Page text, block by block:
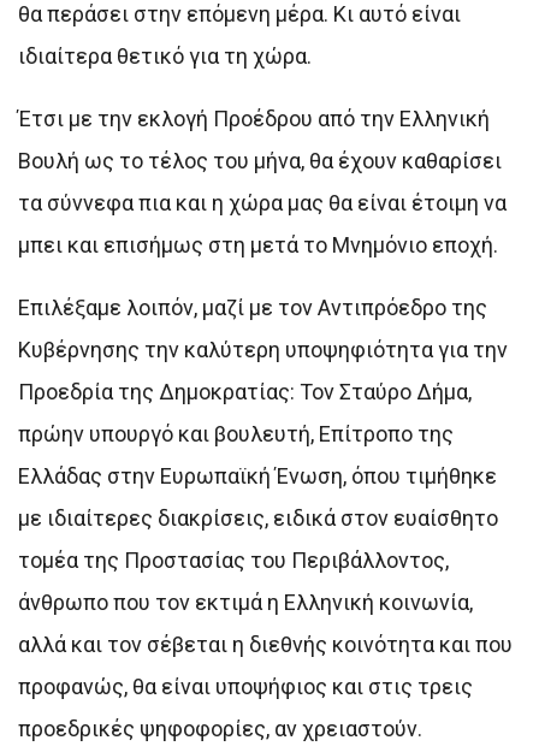
θα περάσει στην επόμενη μέρα. Κι αυτό είναι
ιδιαίτερα θετικό για τη χώρα.
Έτσι με την εκλογή Προέδρου από την Ελληνική
Βουλή ως το τέλος του μήνα, θα έχουν καθαρίσει
τα σύννεφα πια και η χώρα μας θα είναι έτοιμη να
μπει και επισήμως στη μετά το Μνημόνιο εποχή.
Επιλέξαμε λοιπόν, μαζί με τον Αντιπρόεδρο της
Κυβέρνησης την καλύτερη υποψηφιότητα για την
Προεδρία της Δημοκρατίας: Τον Σταύρο Δήμα,
πρώην υπουργό και βουλευτή, Επίτροπο της
Ελλάδας στην Ευρωπαϊκή Ένωση, όπου τιμήθηκε
με ιδιαίτερες διακρίσεις, ειδικά στον ευαίσθητο
τομέα της Προστασίας του Περιβάλλοντος,
άνθρωπο που τον εκτιμά η Ελληνική κοινωνία,
αλλά και τον σέβεται η διεθνής κοινότητα και που
προφανώς, θα είναι υποψήφιος και στις τρεις
προεδρικές ψηφοφορίες, αν χρειαστούν.